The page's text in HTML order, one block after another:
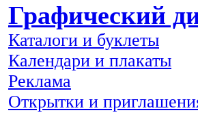
Графический
Каталоги и буклеты
Календари и плакаты
Реклама
Открытки и